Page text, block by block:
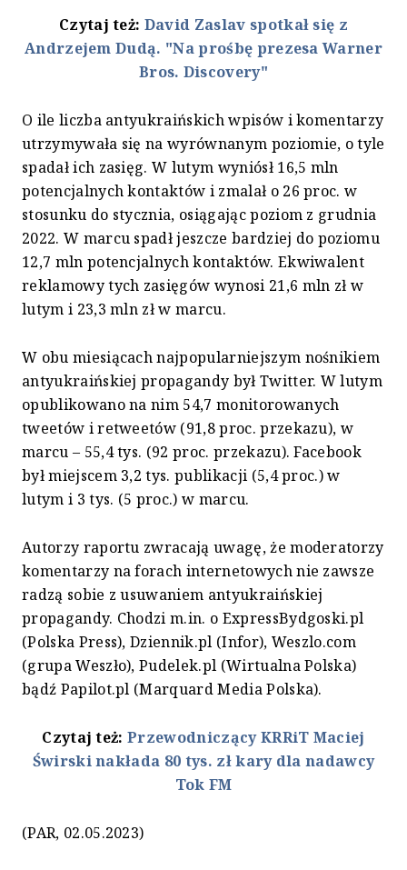
Czytaj też: David Zaslav spotkał się z
Andrzejem Dudą. "Na prośbę prezesa Warner
Bros. Discovery"
O ile liczba antyukraińskich wpisów i komentarzy
utrzymywała się na wyrównanym poziomie, o tyle
spadał ich zasięg. W lutym wyniósł 16,5 mln
potencjalnych kontaktów i zmalał o 26 proc. w
stosunku do stycznia, osiągając poziom z grudnia
2022. W marcu spadł jeszcze bardziej do poziomu
12,7 mln potencjalnych kontaktów. Ekwiwalent
reklamowy tych zasięgów wynosi 21,6 mln zł w
lutym i 23,3 mln zł w marcu.
W obu miesiącach najpopularniejszym nośnikiem
antyukraińskiej propagandy był Twitter. W lutym
opublikowano na nim 54,7 monitorowanych
tweetów i retweetów (91,8 proc. przekazu), w
marcu – 55,4 tys. (92 proc. przekazu). Facebook
był miejscem 3,2 tys. publikacji (5,4 proc.) w
lutym i 3 tys. (5 proc.) w marcu.
Autorzy raportu zwracają uwagę, że moderatorzy
komentarzy na forach internetowych nie zawsze
radzą sobie z usuwaniem antyukraińskiej
propagandy. Chodzi m.in. o ExpressBydgoski.pl
(Polska Press), Dziennik.pl (Infor), Weszlo.com
(grupa Weszło), Pudelek.pl (Wirtualna Polska)
bądź Papilot.pl (Marquard Media Polska).
Czytaj też:Przewodniczący KRRiT Maciej
Świrski nakłada 80 tys. zł kary dla nadawcy
Tok FM
(PAR, 02.05.2023)